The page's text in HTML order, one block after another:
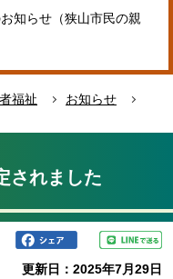
知らせ（狭山市民の親
福祉
お知らせ
されました
更新日：2025年7月29日